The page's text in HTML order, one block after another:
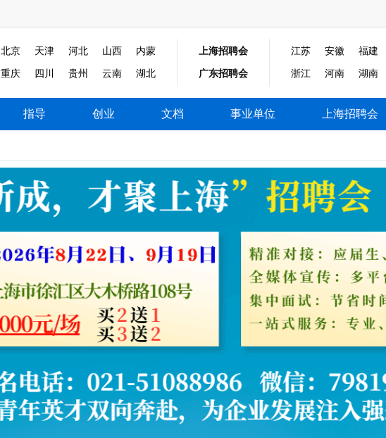
北京 天津 河北 山西 内蒙
重庆 四川 贵州 云南 湖北
上海招聘会
广东招聘会
江苏 安徽 福建
浙江 河南 湖南
指导 创业 文档 事业单位 上海招聘会